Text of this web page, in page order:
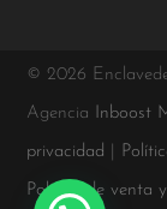
© 2026
Agencia Inboost
privacidad
Política de venta